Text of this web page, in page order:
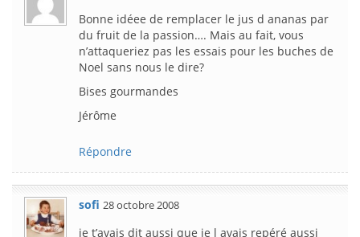
Bonne idéee de remplacer le jus d ananas par
du fruit de la passion…. Mais au fait, vous
n’attaqueriez pas les essais pour les buches de
Noel sans nous le dire?
Bises gourmandes
Jérôme
Répondre
sofi 28 octobre 2008
je t’avais dit aussi que je l avais repéré aussi